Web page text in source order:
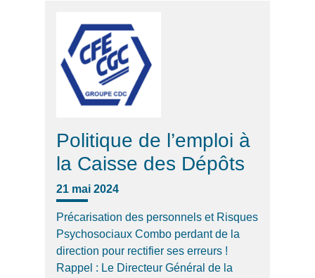
Politique de l’emploi à
la Caisse des Dépôts
21 mai 2024
Précarisation des personnels et Risques
Psychosociaux Combo perdant de la
direction pour rectifier ses erreurs !
Rappel : Le Directeur Général de la